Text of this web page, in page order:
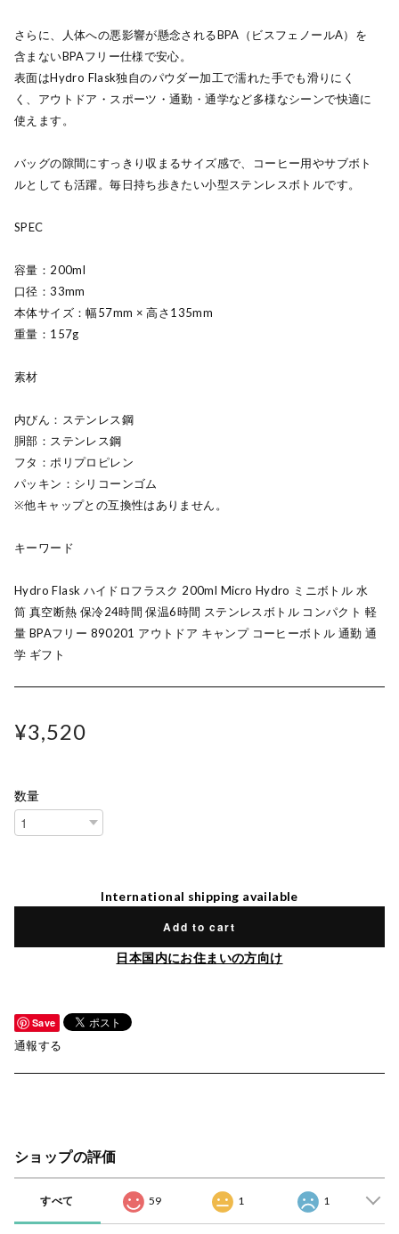
さらに、人体への悪影響が懸念されるBPA（ビスフェノールA）を
含まないBPAフリー仕様で安心。
表面はHydro Flask独自のパウダー加工で濡れた手でも滑りにく
く、アウトドア・スポーツ・通勤・通学など多様なシーンで快適に
使えます。
バッグの隙間にすっきり収まるサイズ感で、コーヒー用やサブボト
ルとしても活躍。毎日持ち歩きたい小型ステンレスボトルです。
SPEC
容量：200ml
口径：33mm
本体サイズ：幅57mm × 高さ135mm
重量：157g
素材
内びん：ステンレス鋼
胴部：ステンレス鋼
フタ：ポリプロピレン
パッキン：シリコーンゴム
※他キャップとの互換性はありません。
キーワード
Hydro Flask ハイドロフラスク 200ml Micro Hydro ミニボトル 水
筒 真空断熱 保冷24時間 保温6時間 ステンレスボトル コンパクト 軽
量 BPAフリー 890201 アウトドア キャンプ コーヒーボトル 通勤 通
学 ギフト
¥3,520
数量
International shipping available
Add to cart
日本国内にお住まいの方向け
Save
通報する
ショップの評価
すべて 59 1 1